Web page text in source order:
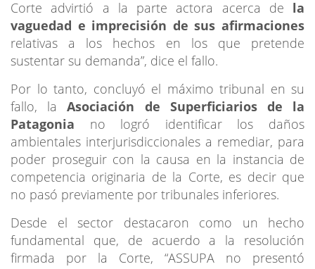
Corte advirtió a la parte actora acerca de la
vaguedad e imprecisión de sus afirmaciones
relativas a los hechos en los que pretende
sustentar su demanda”, dice el fallo.
Por lo tanto, concluyó el máximo tribunal en su
fallo, laAsociación de Superficiarios de la
Patagonia no logró identificar los daños
ambientales interjurisdiccionales a remediar, para
poder proseguir con la causa en la instancia de
competencia originaria de la Corte, es decir que
no pasó previamente por tribunales inferiores.
Desde el sector destacaron como un hecho
fundamental que, de acuerdo a la resolución
firmada por la Corte, “ASSUPA no presentó